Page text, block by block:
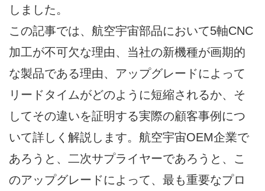
しました。
この記事では、航空宇宙部品において5軸CNC
加工が不可欠な理由、当社の新機種が画期的
な製品である理由、アップグレードによって
リードタイムがどのように短縮されるか、そ
してその違いを証明する実際の顧客事例につ
いて詳しく解説します。航空宇宙OEM企業で
あろうと、二次サプライヤーであろうと、こ
のアップグレードによって、最も重要なプロ